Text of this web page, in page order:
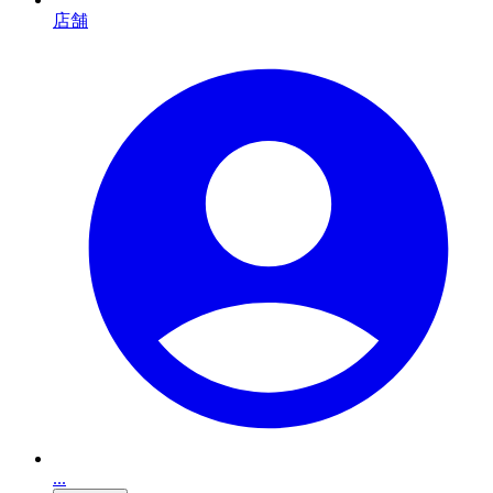
店舗
...